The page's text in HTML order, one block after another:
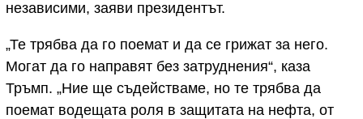
независими, заяви президентът.
„Те трябва да го поемат и да се грижат за него.
Могат да го направят без затруднения“, каза
Тръмп. „Ние ще съдействаме, но те трябва да
поемат водещата роля в защитата на нефта, от